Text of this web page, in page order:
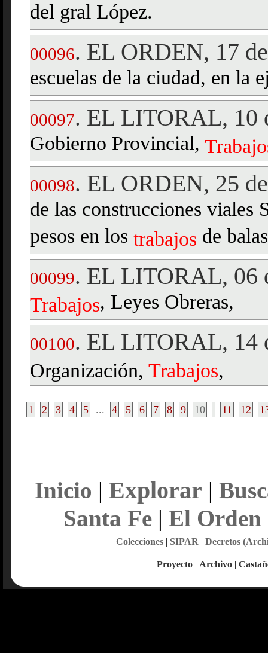
del gral López.
00096. EL ORDEN, 17
escuelas de la ciudad, en la
00097. EL LITORAL, 10
Gobierno Provincial,
00098. EL ORDEN, 25
de las construcciones viales
pesos en los trabajos de
00099. EL LITORAL, 06
Trabajos, Leyes Obreras,
00100. EL LITORAL, 14
Organización, Trabajos,
1 2 3 4 5 ... 4 5 6 7 8 9 10 11 12
Inicio | Explorar |
Santa Fe| El Orden
Colecciones| SIPAR | Decretos
Proyecto | Archivo |